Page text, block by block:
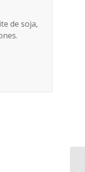
de soja,